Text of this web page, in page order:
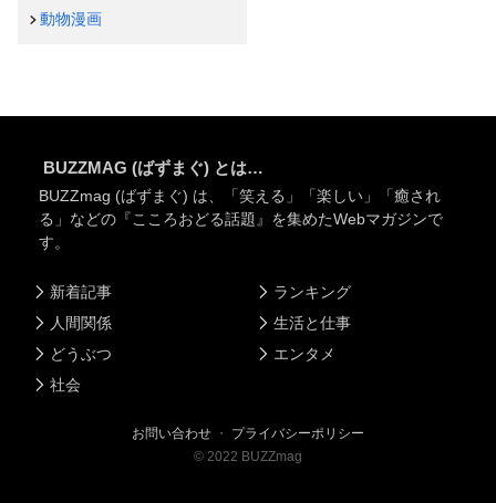
動物漫画
BUZZMAG (ばずまぐ) とは…
BUZZmag (ばずまぐ) は、「笑える」「楽しい」「癒され
る」などの『こころおどる話題』を集めたWebマガジンで
す。
新着記事
人間関係
どうぶつ
社会
ランキング
生活と仕事
エンタメ
お問い合わせ ・ プライバシーポリシー
© 2022 BUZZmag